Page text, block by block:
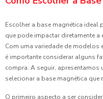
Escolher a base magnética ideal
que pode impactar diretamente a
Com uma variedade de modelos
é importante considerar alguns
compra. A seguir,
selecionar a base magnética
O primeiro aspecto a ser